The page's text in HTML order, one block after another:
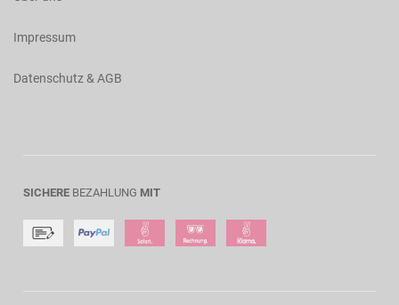
Impressum
Datenschutz & AGB
SICHERE BEZAHLUNG MIT